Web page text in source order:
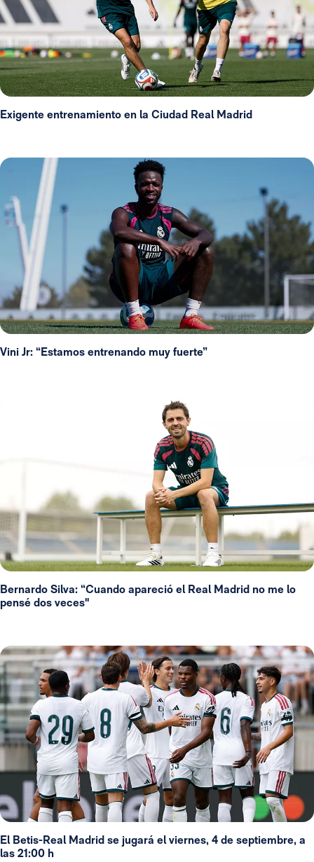
Exigente entrenamiento en la Ciudad Real Madrid
Vini Jr: “Estamos entrenando muy fuerte”
Bernardo Silva: “Cuando apareció el Real Madrid no me lo
pensé dos veces"
El Betis-Real Madrid se jugará el viernes, 4 de septiembre, a
las 21:00 h